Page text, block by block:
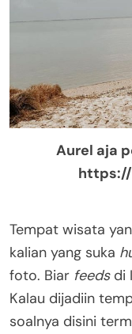
Aurel aja
Tempat wisata
kalian yang suka
foto. Biar feedsdi
Kalau dijadiin
soalnya disini